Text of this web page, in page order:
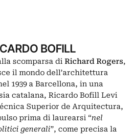
BOFILL
scomparsa di Richard Rogers,
il mondo dell’architettura
1939 a Barcellona, in una
catalana, Ricardo Bofill Levi
Superior de Arquitectura,
prima di laurearsi “nel
generali”, come precisa la